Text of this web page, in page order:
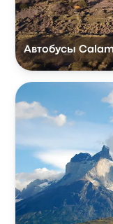
Автобусы